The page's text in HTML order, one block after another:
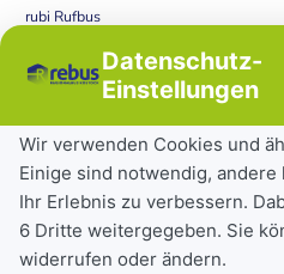
rubi Rufbus
Störungen
Tickets & Tarife
Deutschlandticket
Schülerkarte
Einzeltickets
Abonnements
Datenschutz-
Einstellungen
Wir verwenden Cookies und
Einige sind notwendig,
Ihr Erlebnis zu verbessern.
6 Dritte weitergegeben. Sie
widerrufen oder ändern.